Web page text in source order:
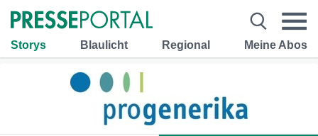
Storys Blaulicht Regional Meine Abos